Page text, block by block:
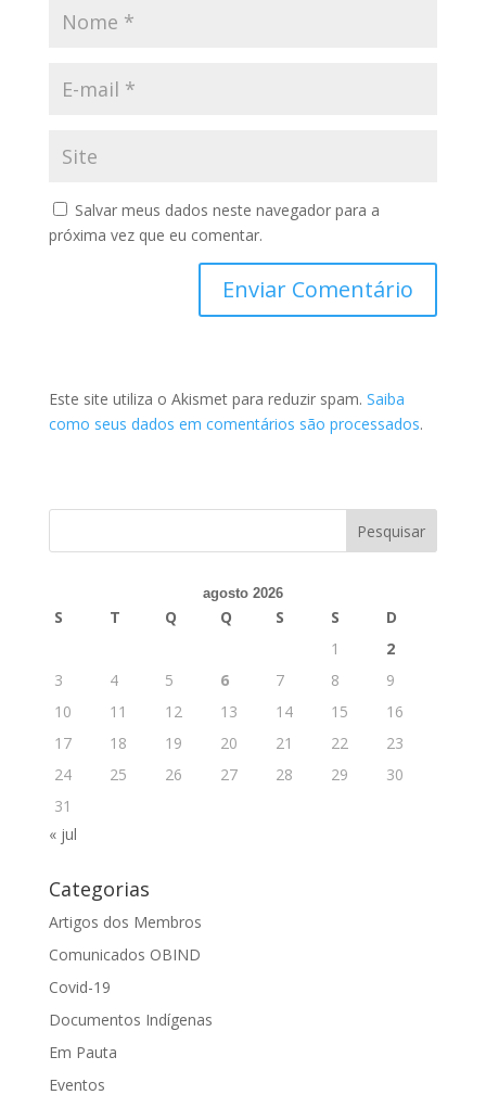
Salvar meus dados neste navegador para a
próxima vez que eu comentar.
Este site utiliza o Akismet para reduzir spam. Saiba
como seus dados em comentários são processados.
agosto 2026
S T Q Q S S
D
1
2
3
4 5 6 7 8
9
10
11 12 13 14 15
16
17
18 19 20 21 22
23
24
25 26 27 28 29
30
31
« jul
Categorias
Artigos dos Membros
Comunicados OBIND
Covid-19
Documentos Indígenas
Em Pauta
Eventos